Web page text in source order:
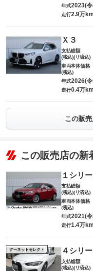
年式2023(
走行2.9万km
Ｘ３
支払総額
(税込)(リ済込)
車両本体価格
(税込)
年式2026(
走行0.4万km
この販
この販売店の新
１シリ
支払総額
(税込)(リ済込)
車両本体価格
(税込)
年式2021(
走行1.4万km
グーネットセレクト ４シリ
支払総額
(税込)(リ済込)